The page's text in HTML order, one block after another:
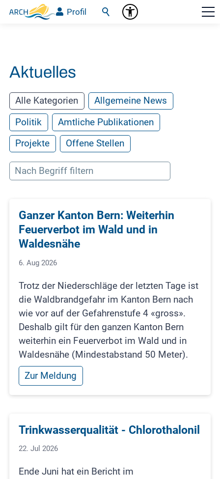
Profil
Aktuelles
Alle Kategorien
Allgemeine News
Politik
Amtliche Publikationen
Projekte
Offene Stellen
Ganzer Kanton Bern: Weiterhin
Feuerverbot im Wald und in
Waldesnähe
6. Aug 2026
Trotz der Niederschläge der letzten Tage ist
die Waldbrandgefahr im Kanton Bern nach
wie vor auf der Gefahrenstufe 4 «gross».
Deshalb gilt für den ganzen Kanton Bern
weiterhin ein Feuerverbot im Wald und in
Waldesnähe (Mindestabstand 50 Meter).
Zur Meldung
Trinkwasserqualität - Chlorothalonil
22. Jul 2026
Ende Juni hat ein Bericht im